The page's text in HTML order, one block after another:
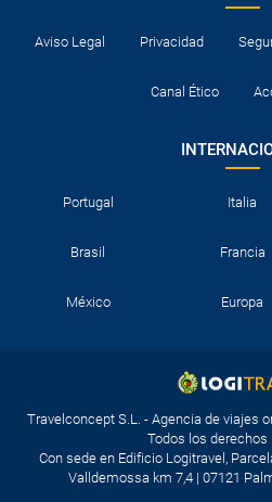
Aviso Legal Privacidad
Canal Ético
Portugal Italia
Brasil Francia
México Europa
Travelconcept S.L. - Agencia de viajes
Todos los derechos
Con sede en Edificio Logitravel,
Valldemossa km 7,4 | 07121